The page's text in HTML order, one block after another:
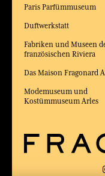
Paris Parfümmuseum
Duftwerkstatt
Fabriken und Museen
französischen Riviera
Das Maison Fragonard
Modemuseum und
Kostümmuseum Arles